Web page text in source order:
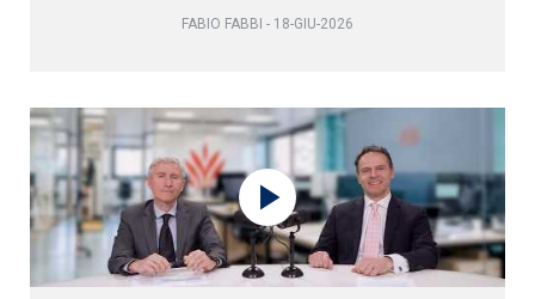
FABIO FABBI - 18-GIU-2026